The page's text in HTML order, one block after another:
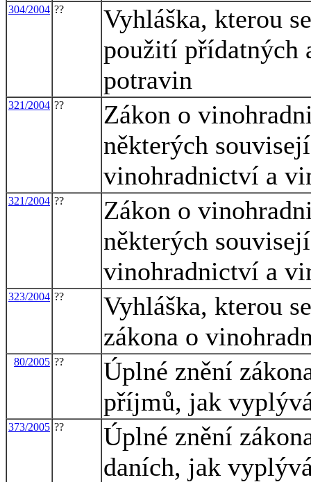
304/2004 ??
Vyhláška, kterou
použití přídatných
potravin
321/2004 ??
Zákon o
některých
vinohradnictví a
321/2004 ??
Zákon o
některých
vinohradnictví a
323/2004 ??
Vyhláška, kterou
zákona o
80/2005 ??
Úplné znění
příjmů, jak
373/2005 ??
Úplné znění
daních, jak